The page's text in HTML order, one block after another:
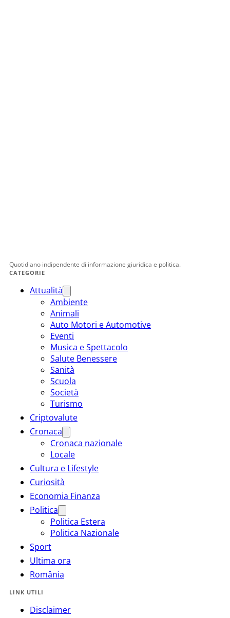
Quotidiano indipendente di informazione giuridica e politica.
CATEGORIE
Attualità
Ambiente
Animali
Auto Motori e Automotive
Eventi
Musica e Spettacolo
Salute Benessere
Sanità
Scuola
Società
Turismo
Criptovalute
Cronaca
Cronaca nazionale
Locale
Cultura e Lifestyle
Curiosità
Economia Finanza
Politica
Politica Estera
Politica Nazionale
Sport
Ultima ora
România
LINK UTILI
Disclaimer